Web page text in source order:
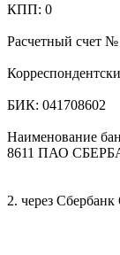
КПП: 0
Расчетный счет №
БИК: 041708602
Наименование
8611 ПАО
2. через